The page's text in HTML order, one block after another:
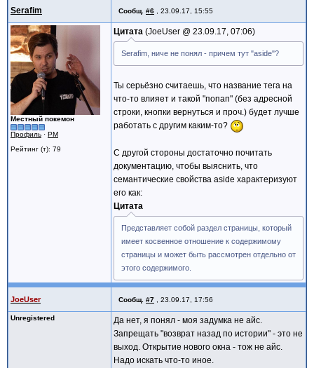
Serafim Сообщ. #6 23.09.17, 15:55
Местный покемон
Профиль · PM
Рейтинг (т): 79
Цитата JoeUser @ 23.09.17, 07:06
Serafim, ниче не понял - причем тут "aside"?
Ты серьёзно считаешь, что название тега на
что-то влияет и такой "попап" (без адресной
строки, кнопки вернуться и проч.) будет лучше
работать с другим каким-то?
С другой стороны достаточно почитать
документацию, чтобы выяснить, что
семантические свойства aside характеризуют
его как:
Цитата
Представляет собой раздел страницы, который
имеет косвенное отношение к содержимому
страницы и может быть рассмотрен отдельно от
этого содержимого.
JoeUser Сообщ. #7 23.09.17, 17:56
Unregistered
Да нет, я понял - моя задумка не айс.
Запрещать "возврат назад по истории" - это не
выход. Открытие нового окна - тож не айс.
Надо искать что-то иное.